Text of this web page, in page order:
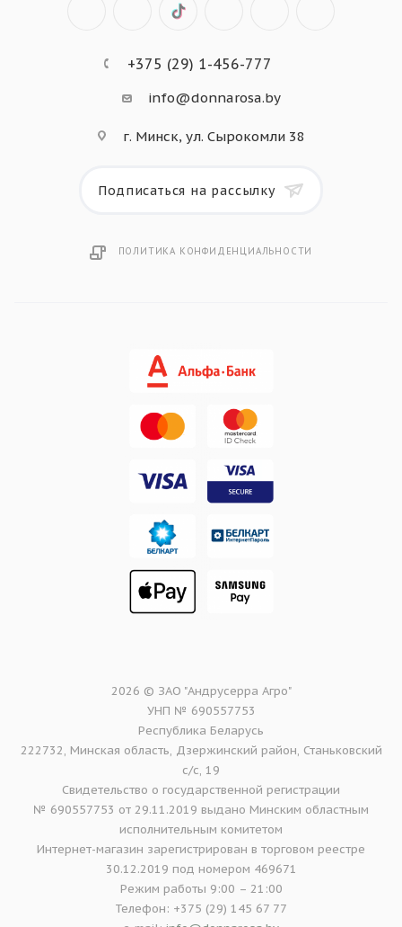
+375 (29) 1-456-777
info@donnarosa.by
г. Минск, ул. Сырокомли 38
Подписаться на рассылку
ПОЛИТИКА КОНФИДЕНЦИАЛЬНОСТИ
2026 © ЗАО "Андрусерра Агро"
УНП № 690557753
Республика Беларусь
222732, Минская область, Дзержинский район, Станьковский
с/с, 19
Свидетельство о государственной регистрации
№ 690557753 от 29.11.2019 выдано Минским областным
исполнительным комитетом
Интернет-магазин зарегистрирован в торговом реестре
30.12.2019 под номером 469671
Режим работы 9:00 – 21:00
Телефон: +375 (29) 145 67 77